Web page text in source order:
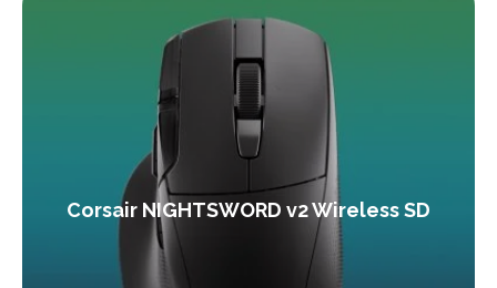
Corsair NIGHTSWORD v2 Wireless SD